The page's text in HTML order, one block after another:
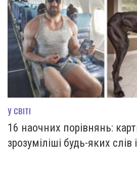
У СВІТІ
16 наочних порівнянь:
зрозуміліші будь-яких слів